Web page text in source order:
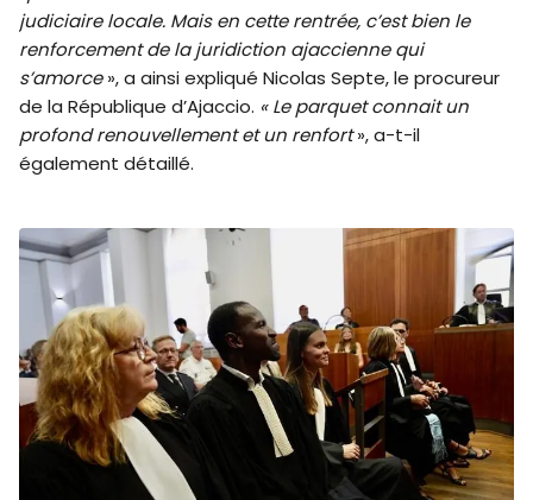
judiciaire locale. Mais en cette rentrée, c’est bien le
renforcement de la juridiction ajaccienne qui
s’amorce», a ainsi expliqué Nicolas Septe, le procureur
de la République d’Ajaccio. « Le parquet connait un
profond renouvellement et un renfort», a-t-il
également détaillé.